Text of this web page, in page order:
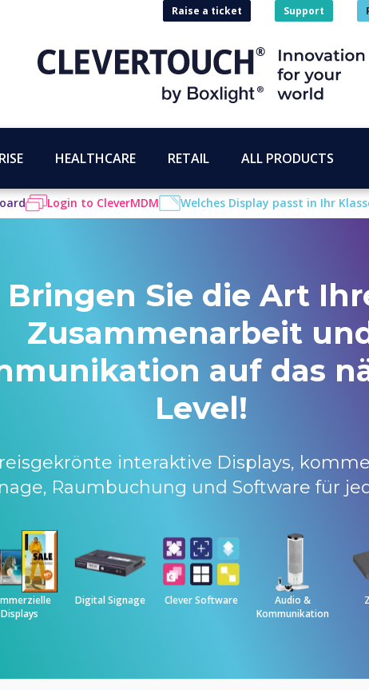
Raise a ticket Support
HEALTHCARE RETAIL ALL PRODUCTS
Login to CleverMDM Welches Display passt in Ihr
Bringen Sie die Art
Zusammenarbeit
auf das
Level!
interaktive Displays,
Raumbuchung und Software für
Displays
Digital Signage Clever Software
Audio &
Kommunikation